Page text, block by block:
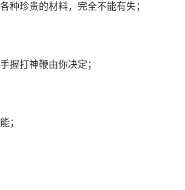
种珍贵的材料，完全不能有失；
握打神鞭由你决定；
；